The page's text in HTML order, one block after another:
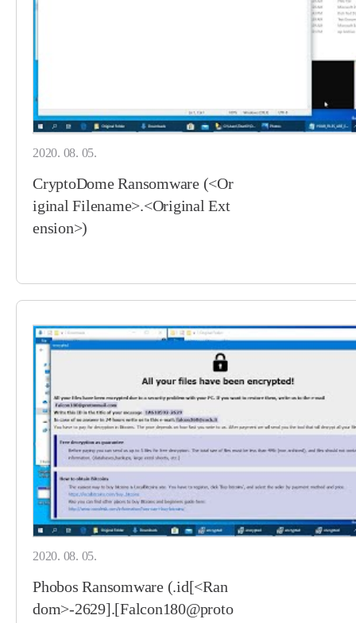
2020. 08. 05.
CryptoDome Ransomware (<Or
iginal Filename>.<Original Ext
ension>)
2020. 08. 05.
Phobos Ransomware (.id[<Ran
dom>-2629].[Falcon180@proto